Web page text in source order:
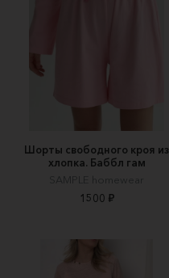
Шорты свободного кроя из
хлопка. Баббл гам
SAMPLE homewear
1500 ₽